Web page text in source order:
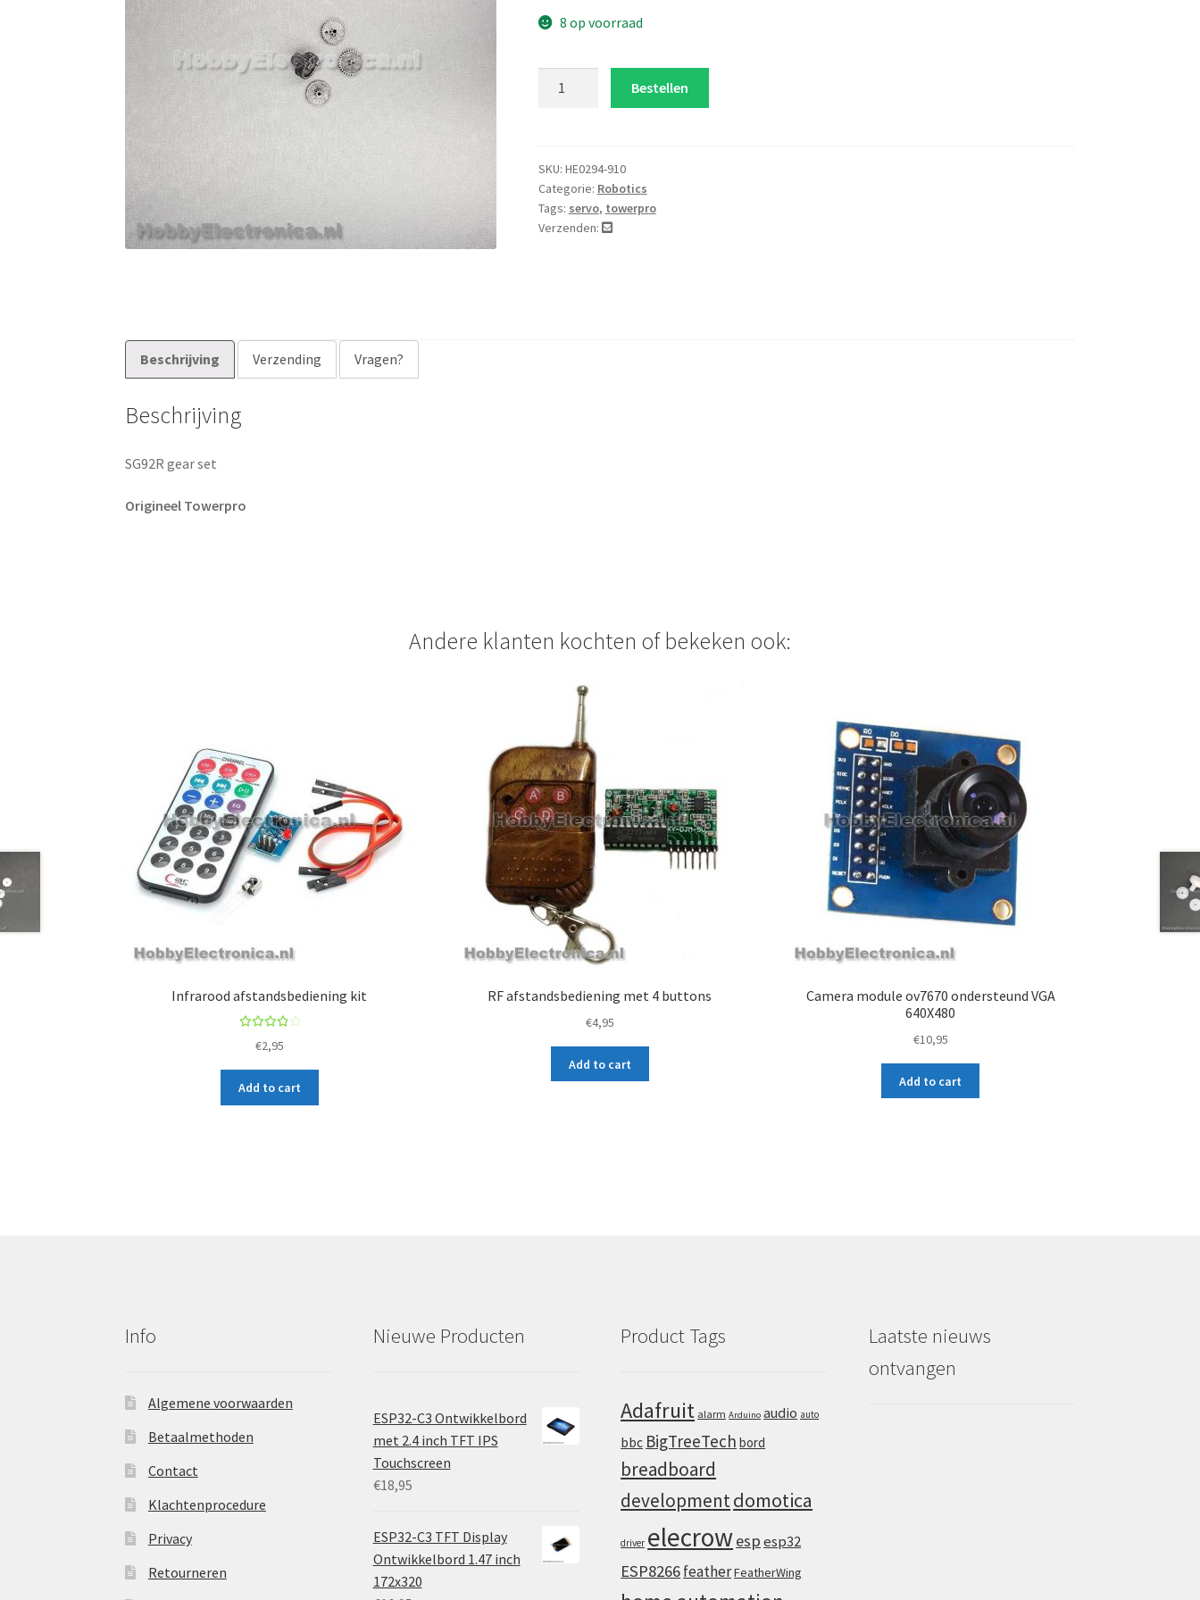
8 op voorraad
Bestellen
SKU: HE0294-910
Categorie: Robotics
Tags: servo, towerpro
Verzenden:
Beschrijving Verzending Vragen?
Beschrijving
SG92R gear set
Origineel Towerpro
Andere klanten kochten of bekeken ook:
Infrarood afstandsbediening kit
4.00
out of
5
€2,95
Add to cart
RF afstandsbediening met 4 buttons
€4,95
Add to cart
Camera module ov7670 ondersteund VGA
640X480
€10,95
Add to cart
Info
Algemene voorwaarden
Betaalmethoden
Contact
Klachtenprocedure
Privacy
Retourneren
Nieuwe Producten
ESP32-C3 Ontwikkelbord
met 2.4 inch TFT IPS
Touchscreen
€18,95
ESP32-C3 TFT Display
Ontwikkelbord 1.47 inch
172x320
Product Tags
Adafruit alarm Arduino audio auto
bbc BigTreeTech bord
breadboard
developmentdomotica
driver elecrowespesp32
ESP8266featherFeatherWing
Laatste nieuws
ontvangen